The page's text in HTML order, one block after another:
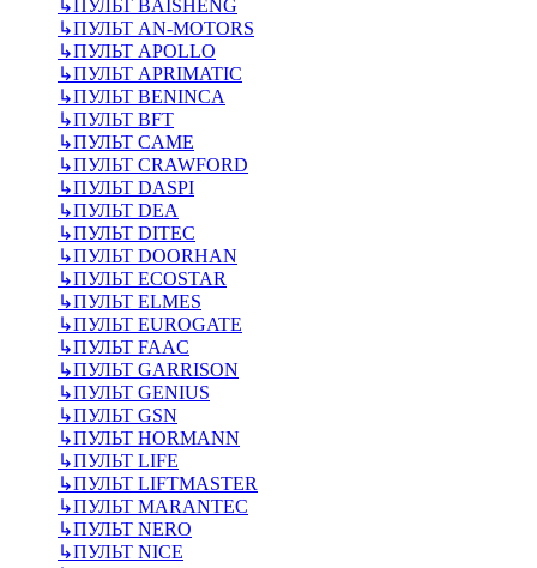
↳ПУЛЬТ BAISHENG
↳ПУЛЬТ AN-MOTORS
↳ПУЛЬТ APOLLO
↳ПУЛЬТ APRIMATIC
↳ПУЛЬТ BENINCA
↳ПУЛЬТ BFT
↳ПУЛЬТ CAME
↳ПУЛЬТ CRAWFORD
↳ПУЛЬТ DASPI
↳ПУЛЬТ DEA
↳ПУЛЬТ DITEC
↳ПУЛЬТ DOORHAN
↳ПУЛЬТ ECOSTAR
↳ПУЛЬТ ELMES
↳ПУЛЬТ EUROGATE
↳ПУЛЬТ FAAC
↳ПУЛЬТ GARRISON
↳ПУЛЬТ GENIUS
↳ПУЛЬТ GSN
↳ПУЛЬТ HORMANN
↳ПУЛЬТ LIFE
↳ПУЛЬТ LIFTMASTER
↳ПУЛЬТ MARANTEC
↳ПУЛЬТ NERO
↳ПУЛЬТ NICE